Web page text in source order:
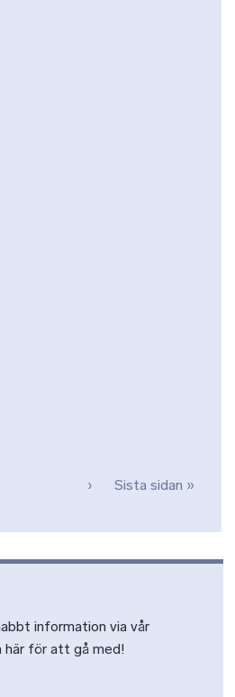
› Nästa sida
Sista sidan »
information via vår
här för att gå med!